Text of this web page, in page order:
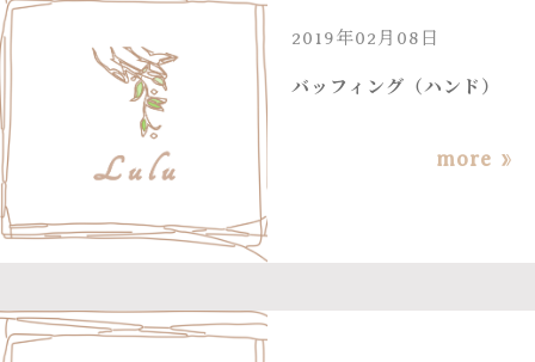
2019年02月08日
バッフィング（ハンド）
more